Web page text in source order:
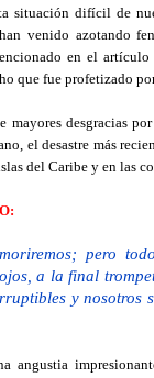
situación difícil de
venido azotando
en el artículo
que fue profetizado
desgracias
el desastre más
del Caribe y en las
pero
a la final
y nosotros
angustia